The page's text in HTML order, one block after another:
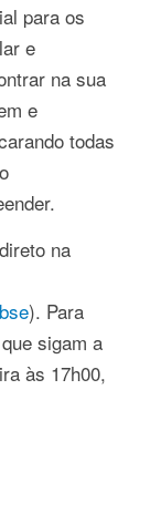
para os
e
na sua
e
todas
na
). Para
sigam a
às 17h00,